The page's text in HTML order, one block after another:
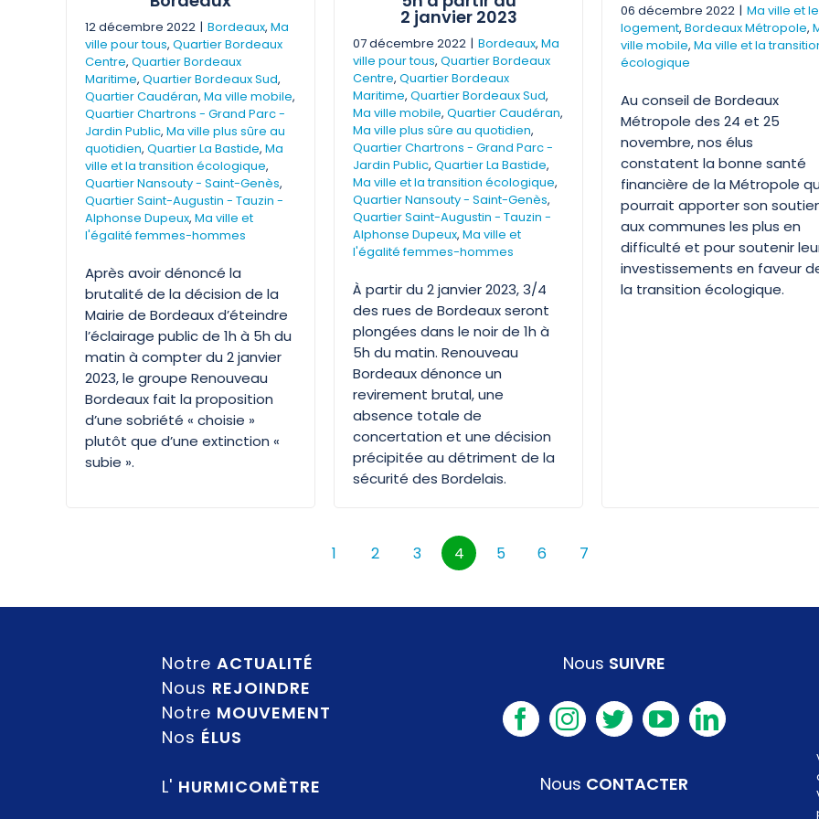
12 décembre 2022 | Bordeaux, Ma
ville pour tous, Quartier Bordeaux
Centre, Quartier Bordeaux
Maritime, Quartier Bordeaux Sud,
Quartier Caudéran, Ma ville mobile,
Quartier Chartrons - Grand Parc -
Jardin Public, Ma ville plus sûre au
quotidien, Quartier La Bastide, Ma
ville et la transition écologique,
Quartier Nansouty - Saint-Genès,
Quartier Saint-Augustin - Tauzin -
Alphonse Dupeux, Ma ville et
l'égalité femmes-hommes
Après avoir dénoncé la
brutalité de la décision de la
Mairie de Bordeaux d’éteindre
l’éclairage public de 1h à 5h du
matin à compter du 2 janvier
2023, le groupe Renouveau
Bordeaux fait la proposition
d’une sobriété « choisie »
plutôt que d’une extinction «
subie ».
2 janvier 2023
07 décembre 2022 | Bordeaux, Ma
ville pour tous, Quartier Bordeaux
Centre, Quartier Bordeaux
Maritime, Quartier Bordeaux Sud,
Ma ville mobile, Quartier Caudéran,
Ma ville plus sûre au quotidien,
Quartier Chartrons - Grand Parc -
Jardin Public, Quartier La Bastide,
Ma ville et la transition écologique,
Quartier Nansouty - Saint-Genès,
Quartier Saint-Augustin - Tauzin -
Alphonse Dupeux, Ma ville et
l'égalité femmes-hommes
À partir du 2 janvier 2023, 3/4
des rues de Bordeaux seront
plongées dans le noir de 1h à
5h du matin. Renouveau
Bordeaux dénonce un
revirement brutal, une
absence totale de
concertation et une décision
précipitée au détriment de la
sécurité des Bordelais.
06 décembre 2022 | Ma ville et le
logement, Bordeaux Métropole,
ville mobile, Ma ville et la
écologique
Au conseil de Bordeaux
Métropole des 24 et 25
novembre, nos élus
constatent la bonne santé
financière de la Métropole
pourrait apporter son
aux communes les plus en
difficulté et pour soutenir
investissements en faveur
la transition écologique.
1 2 3 4 5 6 7
Notre ACTUALITÉ
Nous REJOINDRE
Notre MOUVEMENT
Nos ÉLUS
L' HURMICOMÈTRE
Nous SUIVRE
Nous CONTACTER